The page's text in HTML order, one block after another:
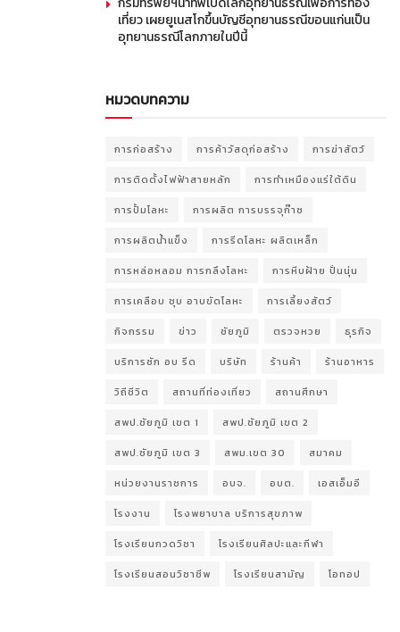
เที่ยว เผยยูเนสโกขึ้นบัญชีอุทยานธรณีขอนแก่นเป็น
อุทยานธรณีโลกภายในปีนี้
หมวดบทความ
การก่อสร้าง การค้าวัสดุก่อสร้าง การฆ่าสัตว์
การติดตั้งไฟฟ้าสายหลัก การทำเหมืองแร่ใต้ดิน
การปั้มโลหะ การผลิต การบรรจุก๊าซ
การผลิตน้ำแข็ง การรีดโลหะ ผลิตเหล็ก
การหล่อหลอม การกลึงโลหะ การหีบฝ้าย ปั่นนุ่น
การเคลือบ ชุบ อาบขัดโลหะ การเลี้ยงสัตว์
กิจกรรม ข่าว ชัยภูมิ ตรวจหวย ธุรกิจ
บริการซัก อบ รีด บริษัท ร้านค้า ร้านอาหาร
วิถีชีวิต สถานที่ท่องเที่ยว สถานศึกษา
สพป.ชัยภูมิ เขต 1 สพป.ชัยภูมิ เขต 2
สพป.ชัยภูมิ เขต 3 สพม.เขต 30 สมาคม
หน่วยงานราชการ อบจ. อบต. เอสเอ็มอี
โรงงาน โรงพยาบาล บริการสุขภาพ
โรงเรียนกวดวิชา โรงเรียนศิลปะและกีฬา
โรงเรียนสอนวิชาชีพ โรงเรียนสามัญ โอทอป